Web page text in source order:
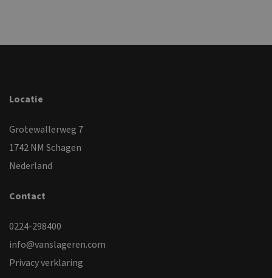
Locatie
Grotewallerweg 7
1742 NM Schagen
Nederland
Contact
0224-298400
info@vanslageren.com
Privacy verklaring